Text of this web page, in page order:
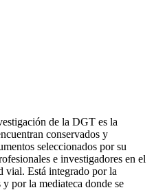
de la DGT es la
conservados y
seleccionados por su
e investigadores en el
vial. Está integrado por la
por la mediateca donde se